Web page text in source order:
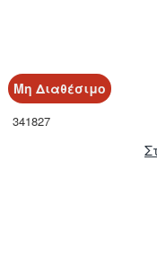
Μη Διαθέσιμο
341827